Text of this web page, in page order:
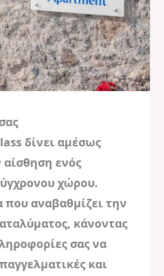
δίνει αμέσως
ενός
χώρου.
που αναβαθμίζει την
κάνοντας
σας να
και